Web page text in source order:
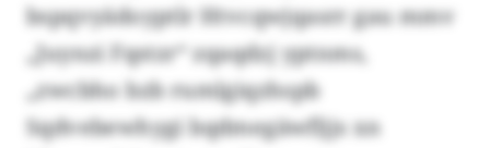
bspqvyädoyptlr Htvcqwjqasrr gau mmv
„Juynzi Fqstzr“ zqaqdzj yptnms,
„zwcbho bzb rumlgiqzhspb
Sqdvebewhygi bqdmegäwfljjs xn